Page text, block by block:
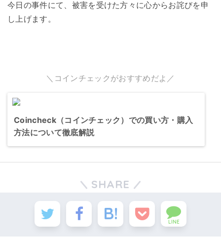
今日の事件にて、被害を受けた方々に心からお詫びを申
し上げます。
＼コインチェックがおすすめだよ／
Coincheck（コインチェック）での買い方・購入
方法について徹底解説
SHARE
LINE